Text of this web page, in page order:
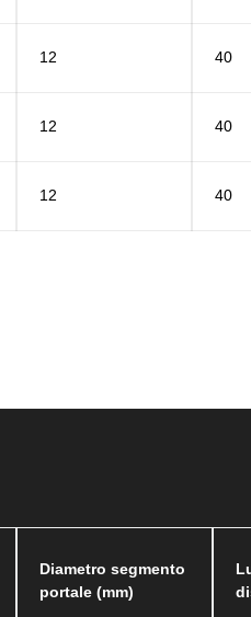
12 40
12 40
12 40
Diametro segmento
portale (mm)